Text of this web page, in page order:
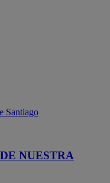
Santiago
NUESTRA